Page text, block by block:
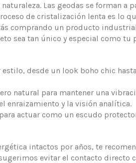
Las geodas se forman
de cristalización lenta es lo
comprando un producto
sea tan único y especial como
desde un look boho chic
natural para mantener una
enraizamiento y la visión analítica.
actuar como un escudo
intactos por años, te
evitar el contacto directo